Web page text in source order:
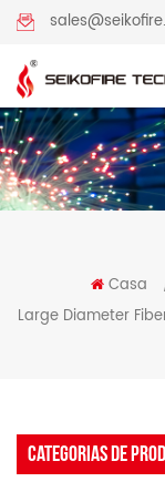
Casa
Large Diameter
CATEGORIAS DE